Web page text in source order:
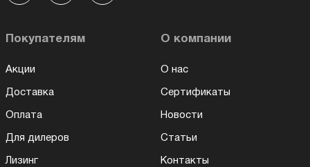
Покупателям
Акции
Доставка
Оплата
Для дилеров
Лизинг
О компании
О нас
Сертификаты
Новости
Статьи
Контакты